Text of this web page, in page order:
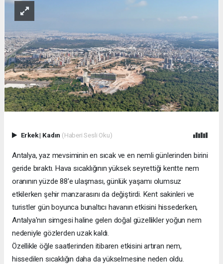
Erkek| Kadın (Haberi Sesli Oku)
Antalya, yaz mevsiminin en sıcak ve en nemli günlerinden birini
geride bıraktı. Hava sıcaklığının yüksek seyrettiği kentte nem
oranının yüzde 88'e ulaşması, günlük yaşamı olumsuz
etkilerken şehir manzarasını da değiştirdi. Kent sakinleri ve
turistler gün boyunca bunaltıcı havanın etkisini hissederken,
Antalya'nın simgesi haline gelen doğal güzellikler yoğun nem
nedeniyle gözlerden uzak kaldı.
Özellikle öğle saatlerinden itibaren etkisini artıran nem,
hissedilen sıcaklığın daha da yükselmesine neden oldu.